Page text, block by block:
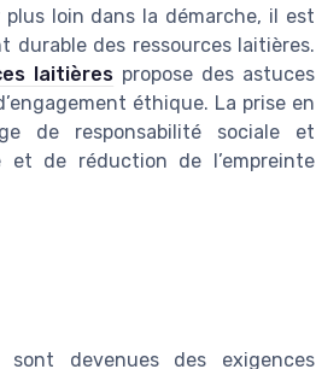
loin dans la démarche, il est
durable des ressources laitières.
laitières propose des astuces
éthique. La prise en
de responsabilité sociale et
et de réduction de l’empreinte
devenues des exigences